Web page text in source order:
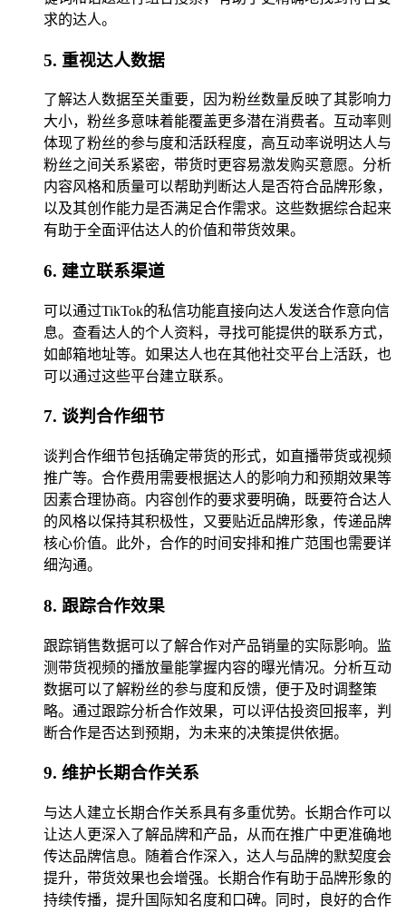
求的达人。
5. 重视达人数据
了解达人数据至关重要，因为粉丝数量反映了其影响力
大小，粉丝多意味着能覆盖更多潜在消费者。互动率则
体现了粉丝的参与度和活跃程度，高互动率说明达人与
粉丝之间关系紧密，带货时更容易激发购买意愿。分析
内容风格和质量可以帮助判断达人是否符合品牌形象，
以及其创作能力是否满足合作需求。这些数据综合起来
有助于全面评估达人的价值和带货效果。
6. 建立联系渠道
可以通过TikTok的私信功能直接向达人发送合作意向信
息。查看达人的个人资料，寻找可能提供的联系方式，
如邮箱地址等。如果达人也在其他社交平台上活跃，也
可以通过这些平台建立联系。
7. 谈判合作细节
谈判合作细节包括确定带货的形式，如直播带货或视频
推广等。合作费用需要根据达人的影响力和预期效果等
因素合理协商。内容创作的要求要明确，既要符合达人
的风格以保持其积极性，又要贴近品牌形象，传递品牌
核心价值。此外，合作的时间安排和推广范围也需要详
细沟通。
8. 跟踪合作效果
跟踪销售数据可以了解合作对产品销量的实际影响。监
测带货视频的播放量能掌握内容的曝光情况。分析互动
数据可以了解粉丝的参与度和反馈，便于及时调整策
略。通过跟踪分析合作效果，可以评估投资回报率，判
断合作是否达到预期，为未来的决策提供依据。
9. 维护长期合作关系
与达人建立长期合作关系具有多重优势。长期合作可以
让达人更深入了解品牌和产品，从而在推广中更准确地
传达品牌信息。随着合作深入，达人与品牌的默契度会
提升，带货效果也会增强。长期合作有助于品牌形象的
持续传播，提升国际知名度和口碑。同时，良好的合作